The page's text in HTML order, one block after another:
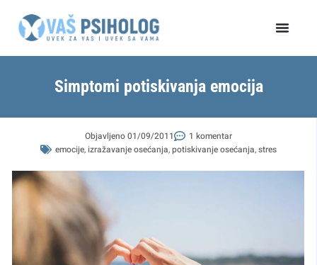
Simptomi potiskivanja emocija
Objavljeno01/09/2011
1 komentar
emocije, izražavanje osećanja,potiskivanje osećanja,stres